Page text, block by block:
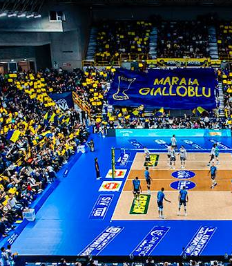
30/10/2023
Back to work: verso
contro Trento